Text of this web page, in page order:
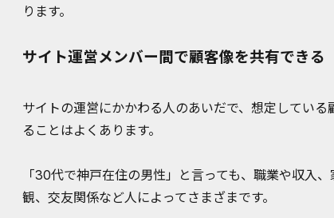
ります。
サイト運営メンバー間で顧客像を共有できる
サイトの運営にかかわる人のあいだで、想定している
ることはよくあります。
「30代で神戸在住の男性」と言っても、職業や収入
観、交友関係など人によってさまざまです。